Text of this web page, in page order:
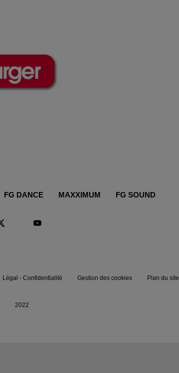
FG DANCE MAXXIMUM FG SOUND
Légal - Confidentialité Gestion des cookies Plan du site
2022